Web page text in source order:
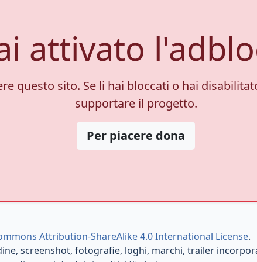
attivato
questo sito. Se li hai bloccati o hai
supportare il progetto.
Per piacere dona
Attribution-ShareAlike 4.0 International License.
screenshot, fotografie, loghi, marchi, trailer